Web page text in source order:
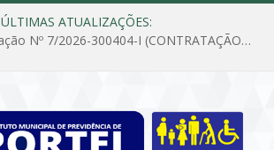
ÚLTIMAS ATUALIZAÇÕES:
Dispensa de Licitação Nº 7/2026-300404-I (CONTRATAÇÃO DE EMPRESA PARA MANUTENÇÃO E REPARAÇÃO DE APARELHOS DE AR CONDICIONADO, EM ATENDIMENTO ÀS NECESSIDADES DO INSTITUTO DE PREVIDÊNCIA MUNICIPAL DE PORTEL/PA)